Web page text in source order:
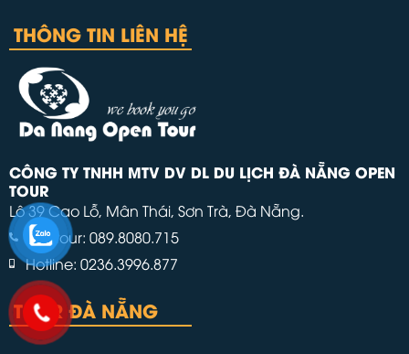
THÔNG TIN LIÊN HỆ
CÔNG TY TNHH MTV DV DL DU LỊCH ĐÀ NẴNG OPEN
TOUR
Lô 39 Cao Lỗ, Mân Thái, Sơn Trà, Đà Nẵng.
Đặt tour: 089.8080.715
Hotline: 0236.3996.877
TOUR ĐÀ NẴNG